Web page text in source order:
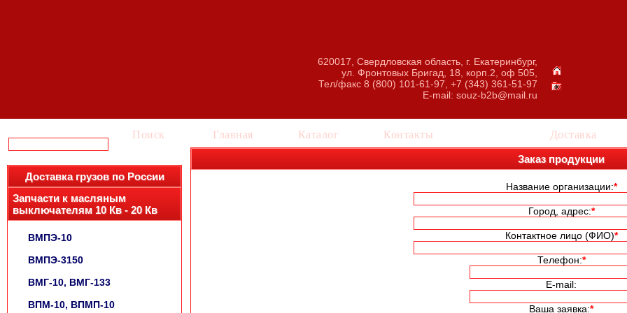
620017, Свердловская область, г. Екатеринбург,
ул. Фронтовых Бригад, 18, корп.2, оф 505,
Тел/факс 8 (800) 101-61-97, +7 (343) 361-51-97
E-mail: souz-b2b@mail.ru
Поиск
Доставка грузов по России
Запчасти к масляным
выключателям 10 Кв - 20 Кв
ВМПЭ-10
ВМПЭ-3150
ВМГ-10, ВМГ-133
ВПМ-10, ВПМП-10
Главная Каталог Контакты Доставка
Заказ продукции
Название организации:*
Город, адрес:*
Контактное лицо (ФИО)*
Телефон:*
E-mail:
Ваша заявка:*